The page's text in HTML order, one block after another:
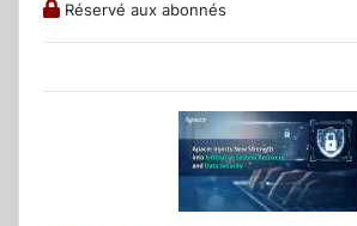
Réservé aux abonnés